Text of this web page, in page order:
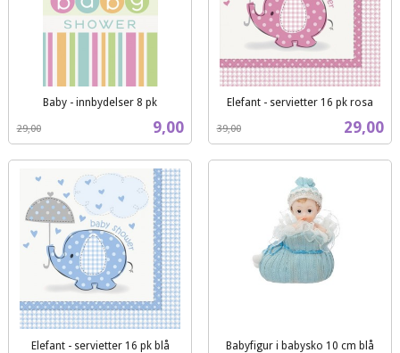
Baby - innbydelser 8 pk
Tilbud
9,00
29,00
mva.
Elefant - servietter 16 pk rosa
Tilbud
29,00
39,00
mva.
Elefant - servietter 16 pk blå Babyfigur i babysko 10 cm blå